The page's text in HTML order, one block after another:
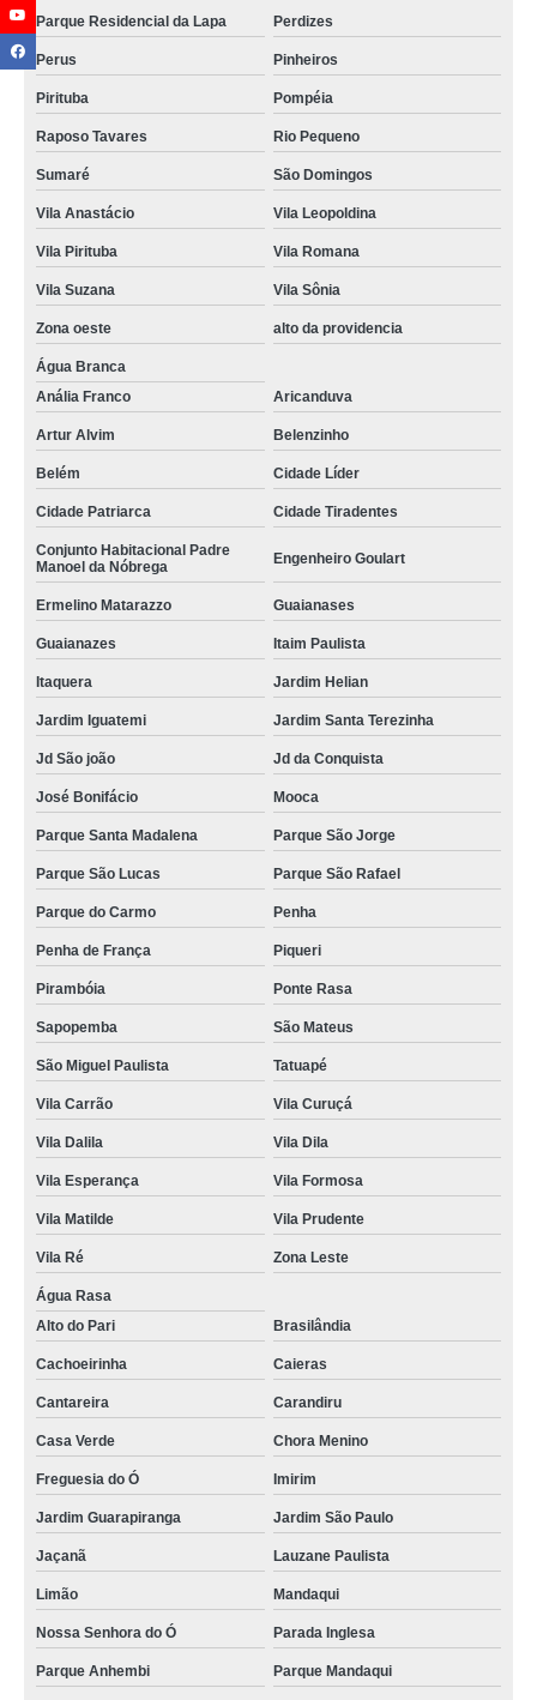
Parque Residencial da Lapa Perdizes
Perus Pinheiros
Pirituba Pompéia
Raposo Tavares Rio Pequeno
Sumaré São Domingos
Vila Anastácio Vila Leopoldina
Vila Pirituba Vila Romana
Vila Suzana Vila Sônia
Zona oeste alto da providencia
Água Branca
Anália Franco
Aricanduva
Artur Alvim Belenzinho
Belém Cidade Líder
Cidade Patriarca Cidade Tiradentes
Conjunto Habitacional Padre
Manoel da Nóbrega
Engenheiro Goulart
Ermelino Matarazzo Guaianases
Guaianazes Itaim Paulista
Itaquera Jardim Helian
Jardim Iguatemi Jardim Santa Terezinha
Jd São joão Jd da Conquista
José Bonifácio Mooca
Parque Santa Madalena Parque São Jorge
Parque São Lucas Parque São Rafael
Parque do Carmo Penha
Penha de França Piqueri
Pirambóia Ponte Rasa
Sapopemba São Mateus
São Miguel Paulista Tatuapé
Vila Carrão Vila Curuçá
Vila Dalila Vila Dila
Vila Esperança Vila Formosa
Vila Matilde Vila Prudente
Vila Ré Zona Leste
Água Rasa
Alto do Pari
Brasilândia
Cachoeirinha Caieras
Cantareira Carandiru
Casa Verde Chora Menino
Freguesia do Ó Imirim
Jardim Guarapiranga Jardim São Paulo
Jaçanã Lauzane Paulista
Limão Mandaqui
Nossa Senhora do Ó Parada Inglesa
Parque Anhembi Parque Mandaqui